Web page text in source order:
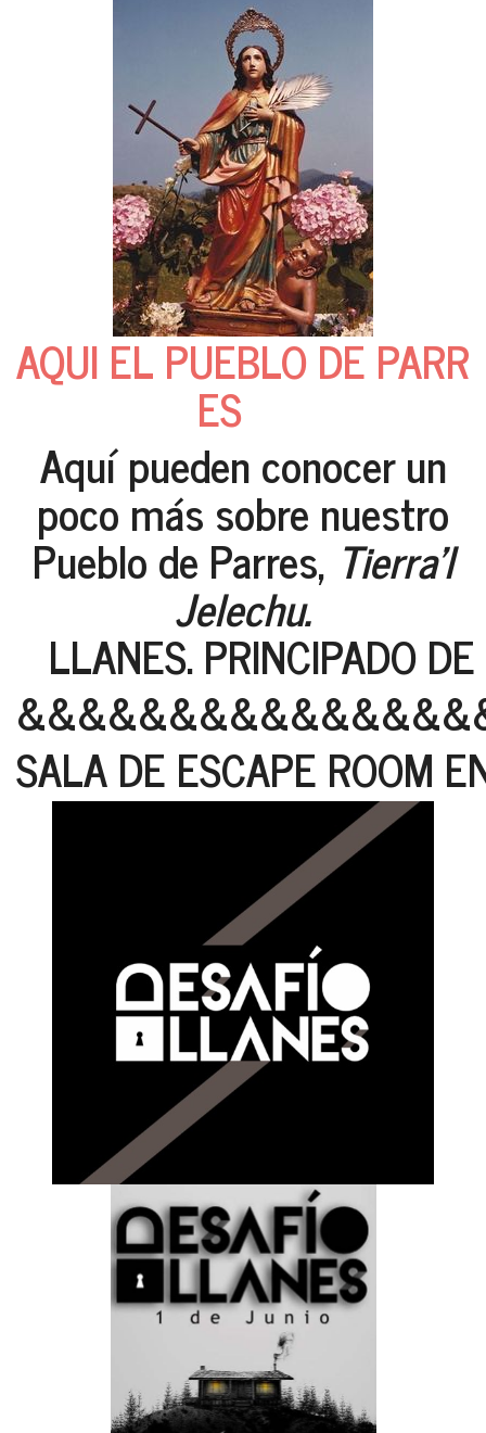
AQUI EL PUEBLO DE PARR
ES
Aquí pueden conocer un
poco más sobre nuestro
Pueblo de Parres, Tierra'l
Jelechu.
LLANES. PRINCIPADO
SALA DE ESCAPE ROOM